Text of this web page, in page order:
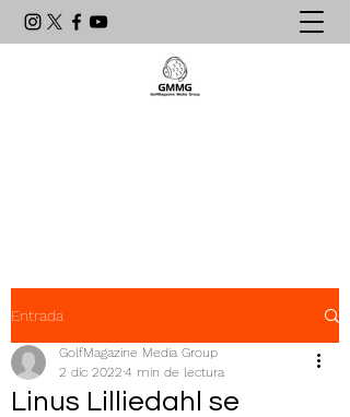
Entrada
Linus Lilliedahl se
GolfMagazine Media Group
2 dic 2022 4 min de lectura